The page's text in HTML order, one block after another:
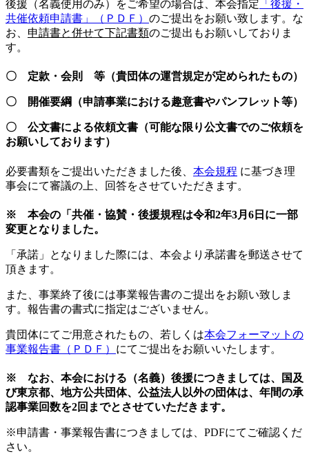
後援（名義使用のみ）をご希望の場合は、本会指定 「後援・
共催依頼申請書」（ＰＤＦ） のご提出をお願い致します。な
お、 申請書と併せて下記書類のご提出もお願いしておりま
す。
〇 定款・会則 等（貴団体の運営規定が定められたもの）
〇 開催要綱（申請事業における趣意書やパンフレット等）
〇 公文書による依頼文書（可能な限り公文書でのご依頼を
お願いしております）
必要書類をご提出いただきました後、 本会規程 に基づき理
事会にて審議の上、回答をさせていただきます。
※ 本会の「共催・協賛・後援規程は令和2年3月6日に一部
変更となりました。
「承諾」となり ました際には、本会より承諾書を郵送させて
頂きます。
また、事業終了後には事業報告書のご提出をお願い致しま
す。報告書の書式に指定はございません。
貴団体にてご用意されたもの、若しくは本会フォーマットの
事業報告書（ＰＤＦ） にてご提出をお願いいたします。
※ なお、本会における（名義）後援につきましては、国及
び東京都、地方公共団体、公益法人以外の団体は、年間の承
認事業回数を2回までとさせていただきます。
※申請書・事業報告書につきましては、PDFにてご確認くだ
さい。